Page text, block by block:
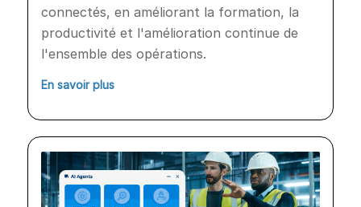
connectés, en améliorant la formation, la
productivité et l'amélioration continue de
l'ensemble des opérations.
En savoir plus